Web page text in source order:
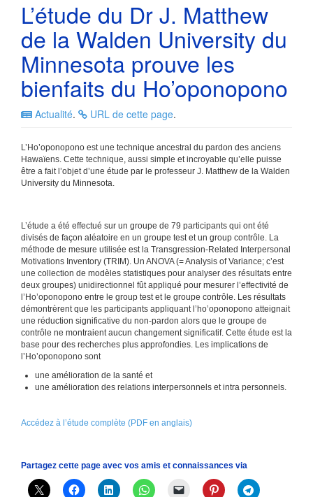
L’étude du Dr J. Matthew
de la Walden University du
Minnesota prouve les
bienfaits du Ho’oponopono
Actualité. URL de cette page.
L’Ho’oponopono est une technique ancestral du pardon des anciens
Hawaïens. Cette technique, aussi simple et incroyable qu’elle puisse
être a fait l’objet d’une étude par le professeur J. Matthew de la Walden
University du Minnesota.
L’étude a été effectué sur un groupe de 79 participants qui ont été
divisés de façon aléatoire en un groupe test et un group contrôle. La
méthode de mesure utilisée est la Transgression-Related Interpersonal
Motivations Inventory (TRIM). Un ANOVA (= Analysis of Variance; c’est
une collection de modèles statistiques pour analyser des résultats entre
deux groupes) unidirectionnel fût appliqué pour mesurer l’effectivité de
l’Ho’oponopono entre le group test et le groupe contrôle. Les résultats
démontrèrent que les participants appliquant l’ho’oponopono atteignait
une réduction significative du non-pardon alors que le groupe de
contrôle ne montraient aucun changement significatif. Cette étude est la
base pour des recherches plus approfondies. Les implications de
l’Ho’oponopono sont
une amélioration de la santé et
une amélioration des relations interpersonnels et intra personnels.
Accédez à l’étude complète (PDF en anglais)
Partagez cette page avec vos amis et connaissances via